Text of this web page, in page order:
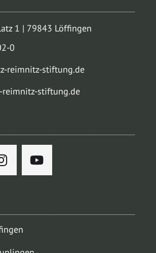
1 | 79843 Löffingen
0
reimnitz-stiftung.de
reimnitz-stiftung.de